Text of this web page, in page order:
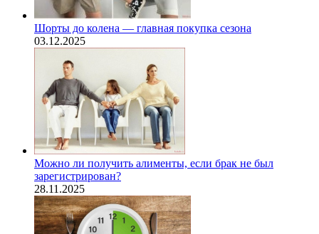
Шорты до колена — главная покупка сезона
03.12.2025
Можно ли получить алименты, если брак не был
зарегистрирован?
28.11.2025